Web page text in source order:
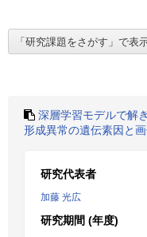
深層学習モデルで解
形成異常の遺伝素因と
研究代表者
加藤 光広
研究期間 (年度)